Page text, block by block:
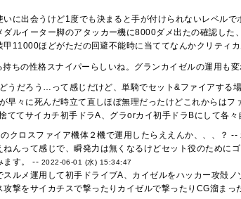
いに出会うけど1度でも決まると手が付けられないレベル
ルイーター脚のアタッカー機に8000ダメ出たの確認し
甲11000ほどがただの回避不能時に当ててなんかクリティ
ちの性格スナイパーらしいね。グランカイゼルの運用も
うだろう…って感じだけど、単騎でセット&ファイアする
早々に死んだ時立て直しほぼ無理だったけどこれからは
ててサイカチ初手ドラA、グラorカイ初手ドラBにして各
クロスファイア機体２機で運用したらええんか、、、？ --
ねんって感じで、瞬発力は無くなるけどセット役のために
ます。 -- 2022-06-01 (水) 15:34:47
ルメ運用して初手ドライブA、カイゼルをハッカー攻殻
攻撃をサイカチスで撃ったりカイゼルで撃ったりCG溜ま